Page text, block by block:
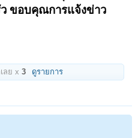
ขอบคุณการแจ้งข่าว
เลย x3 ดูรายการ